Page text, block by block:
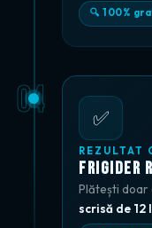
🔍 100%
04 ✅
REZULTAT
Frigider
Plătești doar
scrisă de 12